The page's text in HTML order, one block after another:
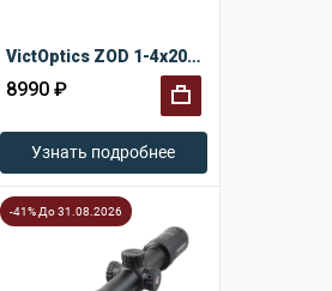
VictOptics ZOD 1-4x20 IR
8990 ₽
Узнать подробнее
-41% До 31.08.2026